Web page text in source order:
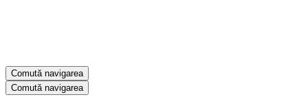
Comută navigarea
Comută navigarea